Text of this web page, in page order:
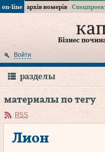
on-line архів номерів
Бізнес
Войти
разделы
материалы по тегу
RSS
Лион